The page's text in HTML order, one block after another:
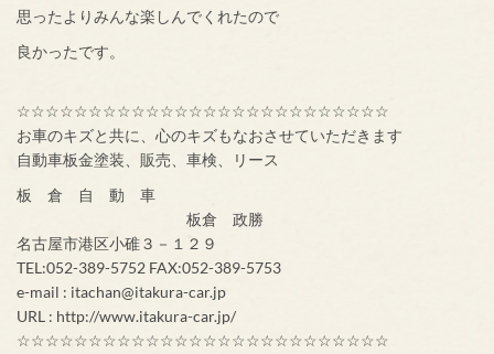
思ったよりみんな楽しんでくれたので
良かったです。
☆☆☆☆☆☆☆☆☆☆☆☆☆☆☆☆☆☆☆☆☆☆☆☆☆☆
お車のキズと共に、心のキズもなおさせていただきます
自動車板金塗装、販売、車検、リース
板 倉 自 動 車
板倉 政勝
名古屋市港区小碓３－１２９
TEL:052-389-5752 FAX:052-389-5753
e-mail : itachan@itakura-car.jp
URL : http://www.itakura-car.jp/
☆☆☆☆☆☆☆☆☆☆☆☆☆☆☆☆☆☆☆☆☆☆☆☆☆☆